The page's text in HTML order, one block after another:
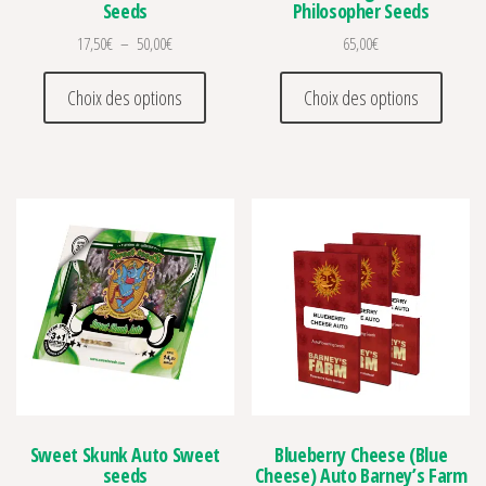
Seeds
17,50€ – 50,00€Plage de prix : 17,50€ à 50,00€
Choix des options
Ce produit a plusieurs variations. Les
Philosopher Seeds
65,00€
Choix des options
Ce
Sweet Skunk Auto Sweet
seeds
Blueberry Cheese (Blue
Cheese) Auto Barney’s Farm